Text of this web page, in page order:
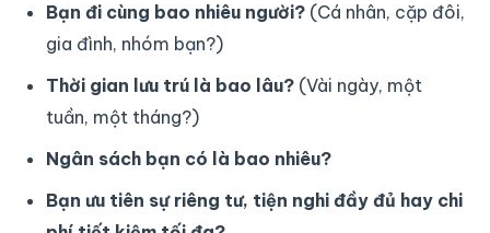
Bạn đi cùng bao nhiêu người? (Cá nhân, cặp đôi,
gia đình, nhóm bạn?)
Thời gian lưu trú là bao lâu? (Vài ngày, một
tuần, một tháng?)
Ngân sách bạn có là bao nhiêu?
Bạn ưu tiên sự riêng tư, tiện nghi đầy đủ hay chi